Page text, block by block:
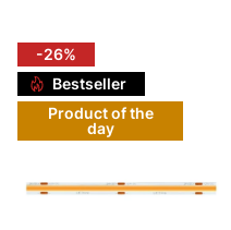
-26%
Bestseller
Product of the
day